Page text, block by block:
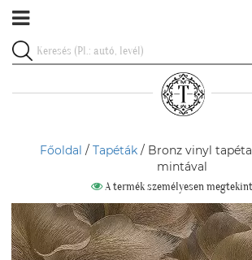
Főoldal / Tapéták/ Bronz vinyl
mintával
A termék személyesen